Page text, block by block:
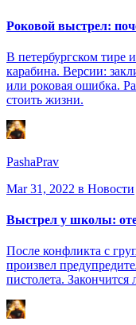
Роковой выстрел:
В петербургском тире
карабина. Версии:
или роковая ошибка.
стоить жизни.
PashaPrav
Mar 31, 2022 в Новости
Выстрел у школы:
После конфликта с
произвел
пистолета.